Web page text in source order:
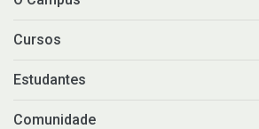
Cursos
Estudantes
Comunidade